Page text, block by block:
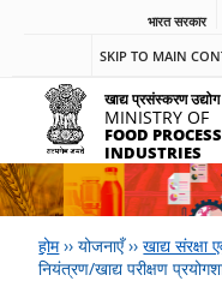
भारत सरकार
SKIP TO MAIN
खाद्य प्रसंस्करण
MINISTRY OF
FOOD
INDUSTRIES
होम››योजनाएँ››खाद्य
नियंत्रण/खाद्य परीक्षण